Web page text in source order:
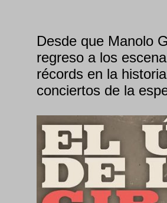
Desde que Manolo
regreso a los
récords en la
conciertos de la